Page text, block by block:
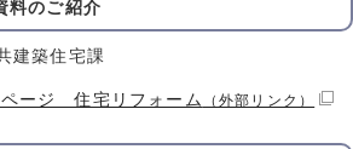
料のご紹介
建築住宅課
ージ 住宅リフォーム （外部リンク）